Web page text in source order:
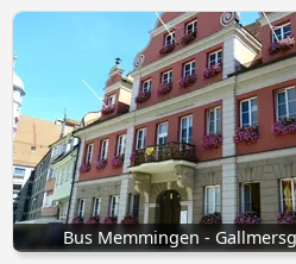
Bus Memmingen -